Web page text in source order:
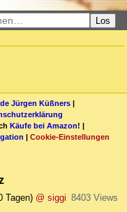
Los
Jürgen Küßners |
Käufe bei Amazon! |
| Cookie-Einstellungen
Tagen) @ siggi 8403 Views